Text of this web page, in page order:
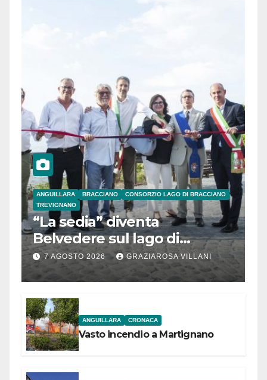
ANGUILLARA BRACCIANO
CONSORZIO LAGO DI BRACCIANO
TREVIGNANO
“La sedia” diventa
Belvedere sul lago di
Bracciano: ieri
l’inaugurazione
7 AGOSTO 2026 GRAZIAROSA VILLANI
ANGUILLARA CRONACA
Vasto incendio a Martignano